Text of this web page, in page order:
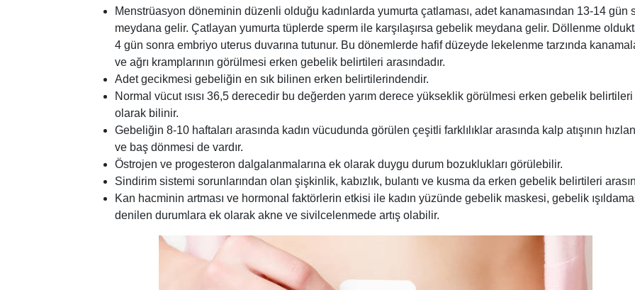
Menstrüasyon döneminin düzenli olduğu kadınlarda yumurta çatlaması, adet kanamasından 13-14 gün
meydana gelir. Çatlayan yumurta tüplerde sperm ile karşılaşırsa gebelik meydana gelir. Döllenme
4 gün sonra embriyo uterus duvarına tutunur. Bu dönemlerde hafif düzeyde lekelenme tarzında
ve ağrı kramplarının görülmesi erken gebelik belirtileri arasındadır.
Adet gecikmesi gebeliğin en sık bilinen erken belirtilerindendir.
Normal vücut ısısı 36,5 derecedir bu değerden yarım derece yükseklik görülmesi erken gebelik belirtileri
olarak bilinir.
Gebeliğin 8-10 haftaları arasında kadın vücudunda görülen çeşitli farklılıklar arasında kalp atışının
ve baş dönmesi de vardır.
Östrojen ve progesteron dalgalanmalarına ek olarak duygu durum bozuklukları görülebilir.
Sindirim sistemi sorunlarından olan şişkinlik, kabızlık, bulantı ve kusma da erken gebelik belirtileri
Kan hacminin artması ve hormonal faktörlerin etkisi ile kadın yüzünde gebelik maskesi, gebelik
denilen durumlara ek olarak akne ve sivilcelenmede artış olabilir.